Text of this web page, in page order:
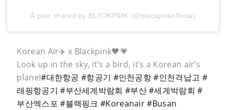
A post shared by BLΛƆKPIИK (@blackpinkofficial)
Korean Air✈️ x Blackpink🖤💗
Look up in the sky, it’s a bird, it’s a Korean air’s
plane!#대한항공 #항공기 #인천공항#인천격납고 #
래핑항공기 #부산세계박람회 #부산#세계박람회 #
부산엑스포 #블랙핑크 #Koreanair#Busan